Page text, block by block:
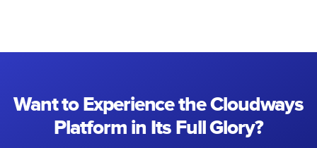
Want to Experience the Cloudways
Platform in Its Full Glory?